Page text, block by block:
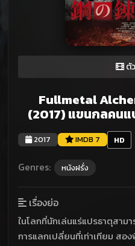
ตั
Fullmetal
(2017) แขนกลคนแ
2017 IMDB 7 HD
Genres: หนังฝรั่ง
เรื่องย่อ
ในโลกที่นักเล่นแร่แปรธาตุสา
การแลกเปลี่ยนที่เท่าเทียม สอ